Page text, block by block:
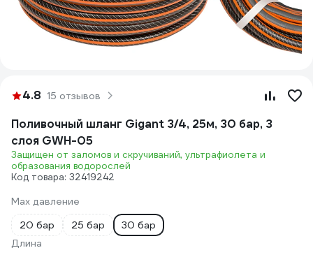
4.8 15 отзывов
Поливочный шланг Gigant 3/4, 25м, 30 бар, 3
слоя GWH-05
Защищен от заломов и скручиваний, ультрафиолета и
образования водорослей
Код товара: 32419242
Max давление
20 бар
25 бар
30 бар
Длина